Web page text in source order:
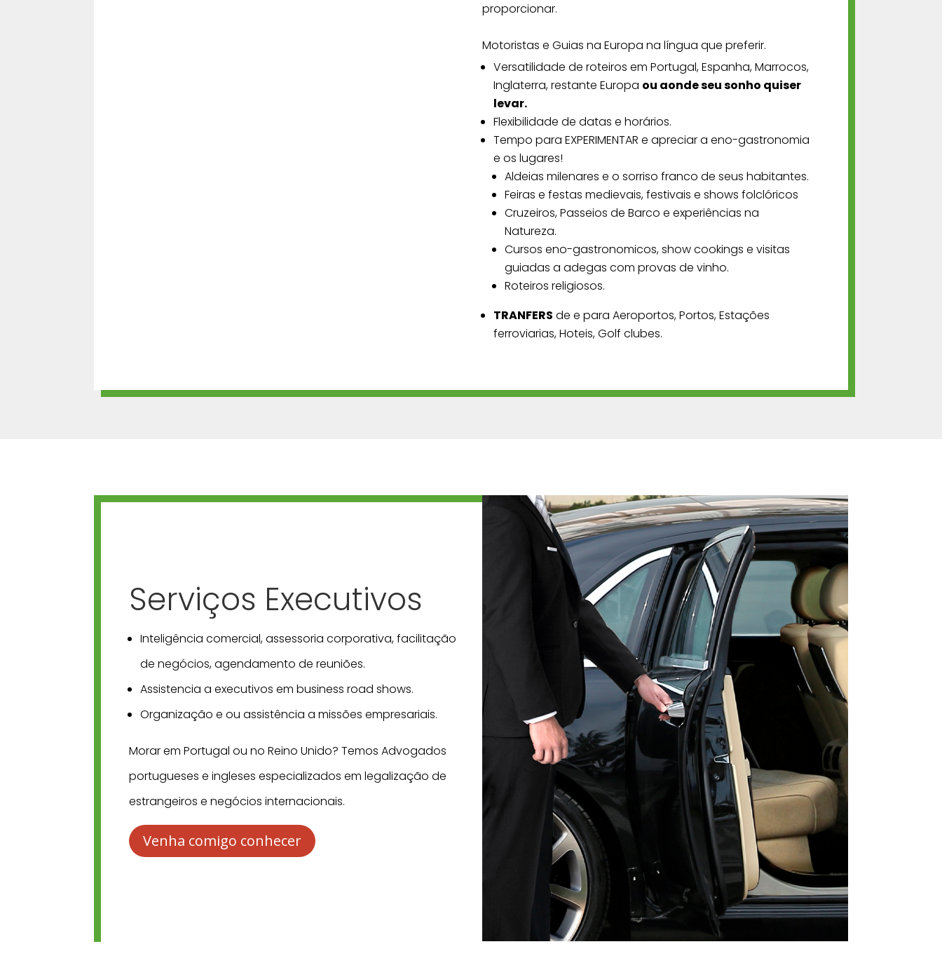
proporcionar.
Motoristas e Guias na Europa na língua que preferir.
Versatilidade de roteiros em Portugal, Espanha, Marrocos,
Inglaterra, restante Europa ou aonde seu sonho quiser
levar.
Flexibilidade de datas e horários.
Tempo para EXPERIMENTAR e apreciar a eno-gastronomia
e os lugares!
Aldeias milenares e o sorriso franco de seus habitantes.
Feiras e festas medievais, festivais e shows folclóricos
Cruzeiros, Passeios de Barco e experiências na
Natureza.
Cursos eno-gastronomicos, show cookings e visitas
guiadas a adegas com provas de vinho.
Roteiros religiosos.
TRANFERS de e para Aeroportos, Portos, Estações
ferroviarias, Hoteis, Golf clubes.
Serviços Executivos
Inteligência comercial, assessoria corporativa, facilitação
de negócios, agendamento de reuniões.
Assistencia a executivos em business road shows.
Organização e ou assistência a missões empresariais.
Morar em Portugal ou no Reino Unido? Temos Advogados
portugueses e ingleses especializados em legalização de
estrangeiros e negócios internacionais.
Venha comigo conhecer